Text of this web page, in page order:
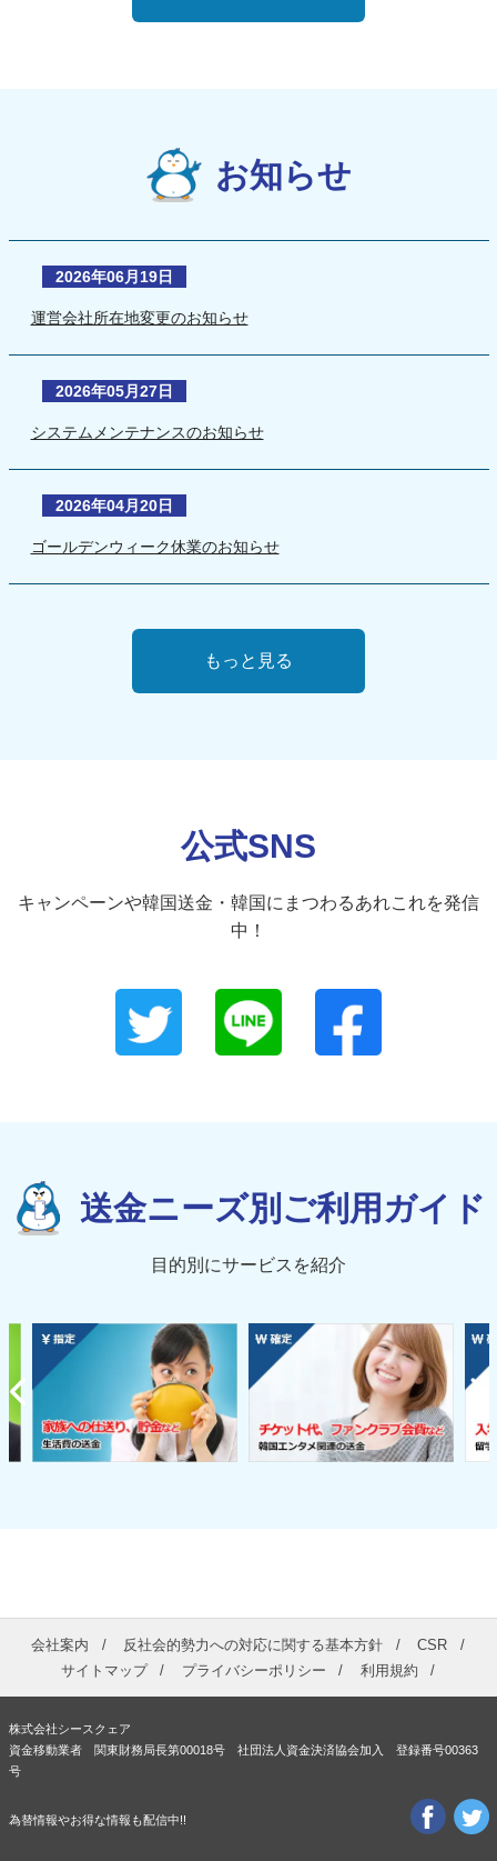
お知らせ
2026年06月19日
運営会社所在地変更のお知らせ
2026年05月27日
システムメンテナンスのお知らせ
2026年04月20日
ゴールデンウィーク休業のお知らせ
もっと見る
公式SNS
キャンペーンや韓国送金・韓国にまつわるあれこれを発信
中！
送金ニーズ別ご利用ガイド
目的別にサービスを紹介
会社案内 反社会的勢力への対応に関する基本方針
CSR
サイトマップ
プライバシーポリシー 利用規約
株式会社シースクェア
資金移動業者 関東財務局長第00018号 社団法人資金決済協会加入 登録番号00363
号
為替情報やお得な情報も配信中!!